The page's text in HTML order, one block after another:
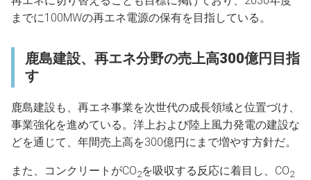
までに100MWの再エネ電源の保有を目指している。
鹿島建設、再エネ分野の売上高300億円目指
す
鹿島建設も、再エネ事業を次世代の成長領域と位置づけ、
事業強化を進めている。洋上および陸上風力発電の建設な
どを通じて、年間売上高を300億円にまで増やす方針だ。
また、コンクリートがCO2を吸収する反応に着目し、CO2